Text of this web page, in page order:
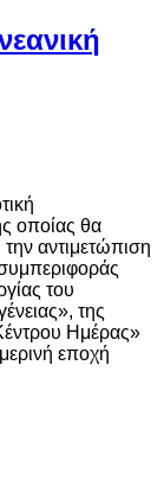
οποίας θα
αντιμετώπιση
του
της
Ημέρας»
εποχή